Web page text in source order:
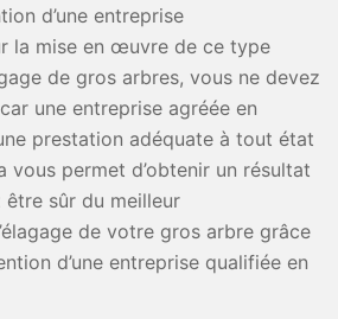
d’une entreprise
la mise en œuvre de ce type
de gros arbres, vous ne devez
une entreprise agréée en
prestation adéquate à tout état
vous permet d’obtenir un résultat
sûr du meilleur
de votre gros arbre grâce
d’une entreprise qualifiée en